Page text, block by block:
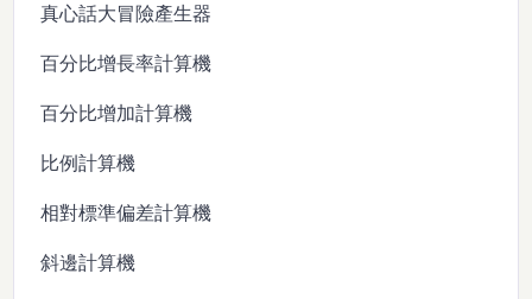
真心話大冒險產生器
百分比增長率計算機
百分比增加計算機
比例計算機
相對標準偏差計算機
斜邊計算機